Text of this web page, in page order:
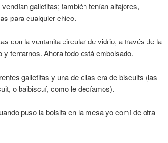
galletitas; también tenían alfajores,
para cualquier chico.
con la ventanita circular de vidrio, a través de la
tentarnos. Ahora todo está embolsado.
galletitas y una de ellas era de biscuits (las
o baibiscuí, como le decíamos).
puso la bolsita en la mesa yo comí de otra